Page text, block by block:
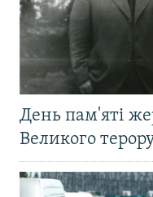
День пам'яті
Великого